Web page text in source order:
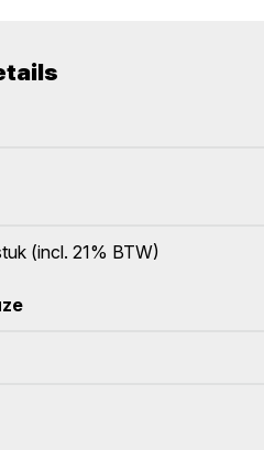
(incl. 21% BTW)